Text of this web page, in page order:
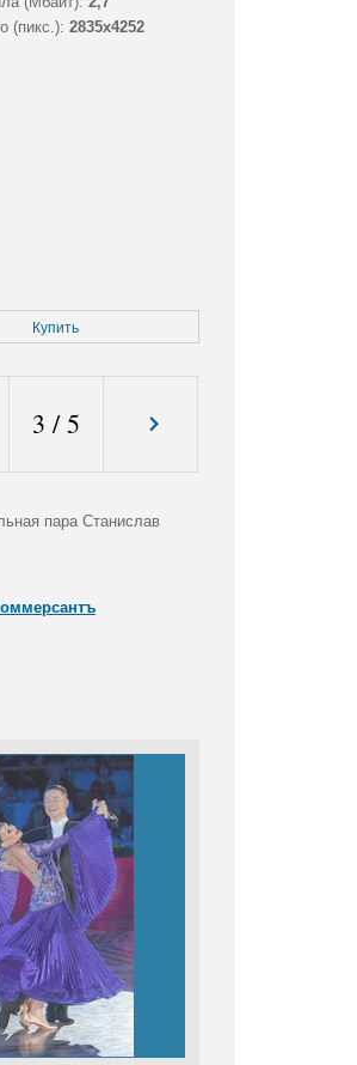
(пикс.): 2835x4252
Купить
3 /5
пара Станислав